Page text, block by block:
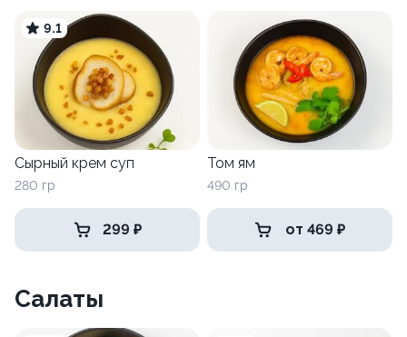
9.1
Сырный крем суп
280 гр
299 ₽
Том ям
490 гр
от 469 ₽
Салаты